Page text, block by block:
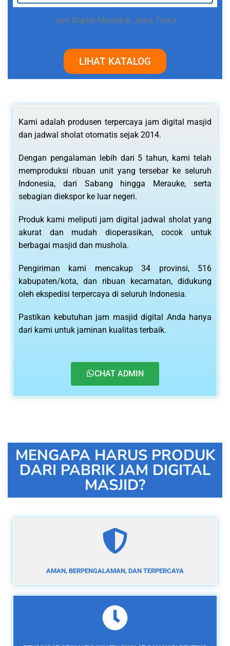
Jam Digital Masjid di Jawa Timur
LIHAT KATALOG
Kami adalah produsen terpercaya jam digital masjid
dan jadwal sholat otomatis sejak 2014.
Dengan pengalaman lebih dari 5 tahun, kami telah
memproduksi ribuan unit yang tersebar ke seluruh
Indonesia, dari Sabang hingga Merauke, serta
sebagian diekspor ke luar negeri.
Produk kami meliputi jam digital jadwal sholat yang
akurat dan mudah dioperasikan, cocok untuk
berbagai masjid dan mushola.
Pengiriman kami mencakup 34 provinsi, 516
kabupaten/kota, dan ribuan kecamatan, didukung
oleh ekspedisi terpercaya di seluruh Indonesia.
Pastikan kebutuhan jam masjid digital Anda hanya
dari kami untuk jaminan kualitas terbaik.
CHAT ADMIN
MENGAPA HARUS PRODUK
DARI PABRIK JAM DIGITAL
MASJID?
AMAN, BERPENGALAMAN, DAN TERPERCAYA